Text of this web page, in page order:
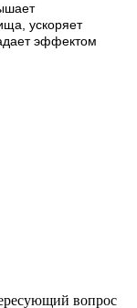
ускоряет
эффектом
вопрос